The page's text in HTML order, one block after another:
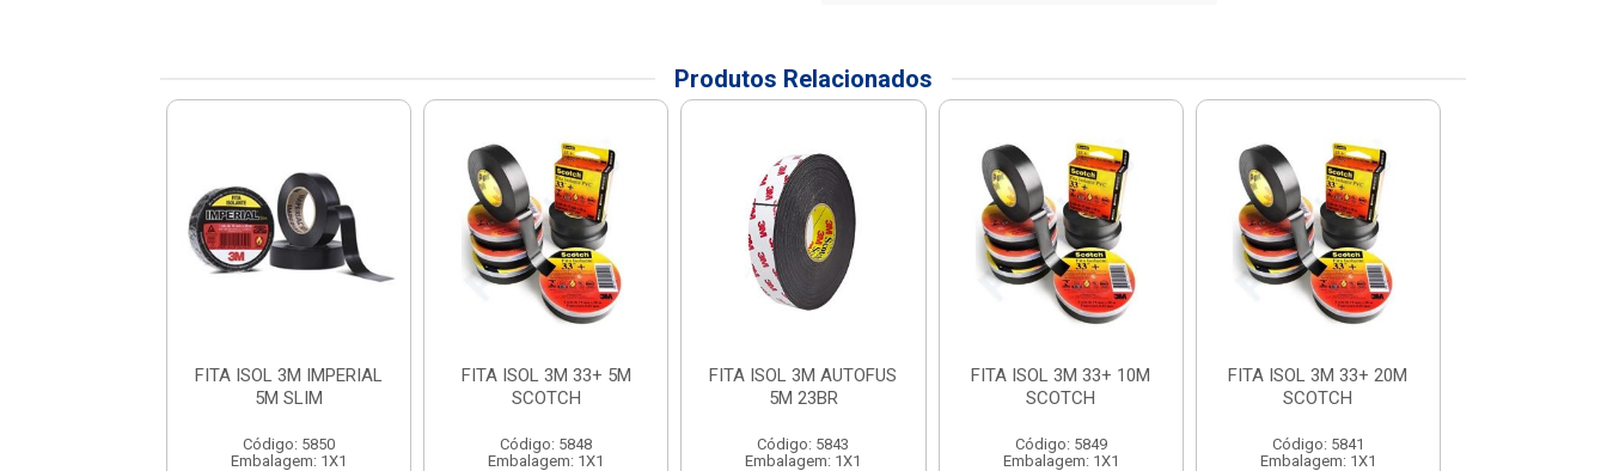
Produtos Relacionados
FITA ISOL 3M IMPERIAL
5M SLIM
Código: 5850
Embalagem: 1X1
FITA ISOL 3M 33+ 5M
SCOTCH
Código: 5848
Embalagem: 1X1
FITA ISOL 3M AUTOFUS
5M 23BR
Código: 5843
Embalagem: 1X1
FITA ISOL 3M 33+ 10M
SCOTCH
Código: 5849
Embalagem: 1X1
FITA ISOL 3M 33+ 20M
SCOTCH
Código: 5841
Embalagem: 1X1